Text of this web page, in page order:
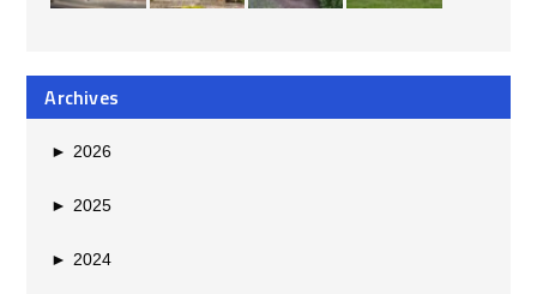
Archives
► 2026
► 2025
► 2024